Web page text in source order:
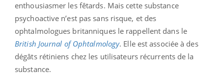
enthousiasmer les fêtards. Mais cette substance
psychoactive n’est pas sans risque, et des
ophtalmologues britanniques le rappellent dans le
British Journal of Ophtalmology. Elle est associée à des
dégâts rétiniens chez les utilisateurs récurrents de la
substance.